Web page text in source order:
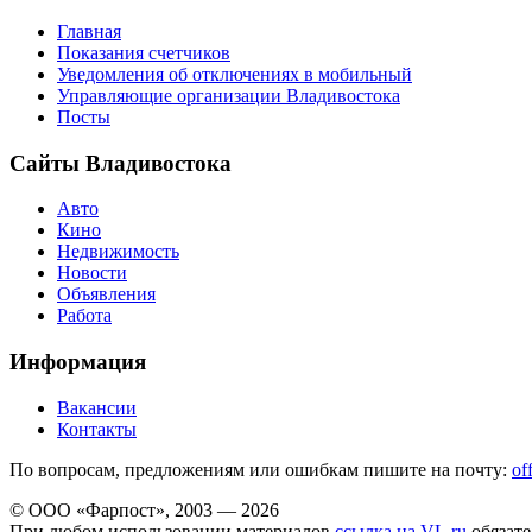
Главная
Показания счетчиков
Уведомления об отключениях в мобильный
Управляющие организации Владивостока
Посты
Сайты Владивостока
Авто
Кино
Недвижимость
Новости
Объявления
Работа
Информация
Вакансии
Контакты
По вопросам, предложениям или ошибкам пишите на почту:
© ООО «Фарпост», 2003 — 2026